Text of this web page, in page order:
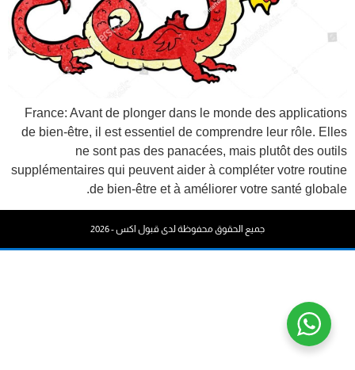
France: Avant de plonger dans le monde des applications
de bien-être, il est essentiel de comprendre leur rôle. Elles
ne sont pas des panacées, mais plutôt des outils
supplémentaires qui peuvent aider à compléter votre routine
de bien-être et à améliorer votre santé globale.
جميع الحقوق محفوظة لدى قبول اكس - 2026